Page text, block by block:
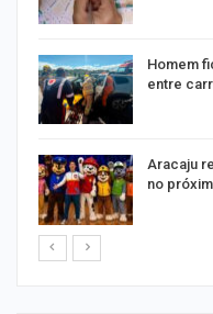
Homem
entre
Aracaju
no